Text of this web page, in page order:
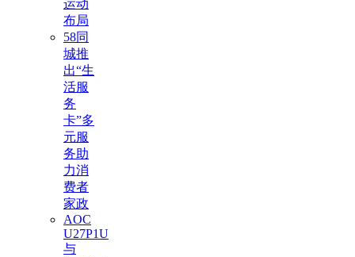
运动
布局
58同
城推
出“生
活服
务
卡”多
元服
务助
力消
费者
家政
AOC
U27P1U
与